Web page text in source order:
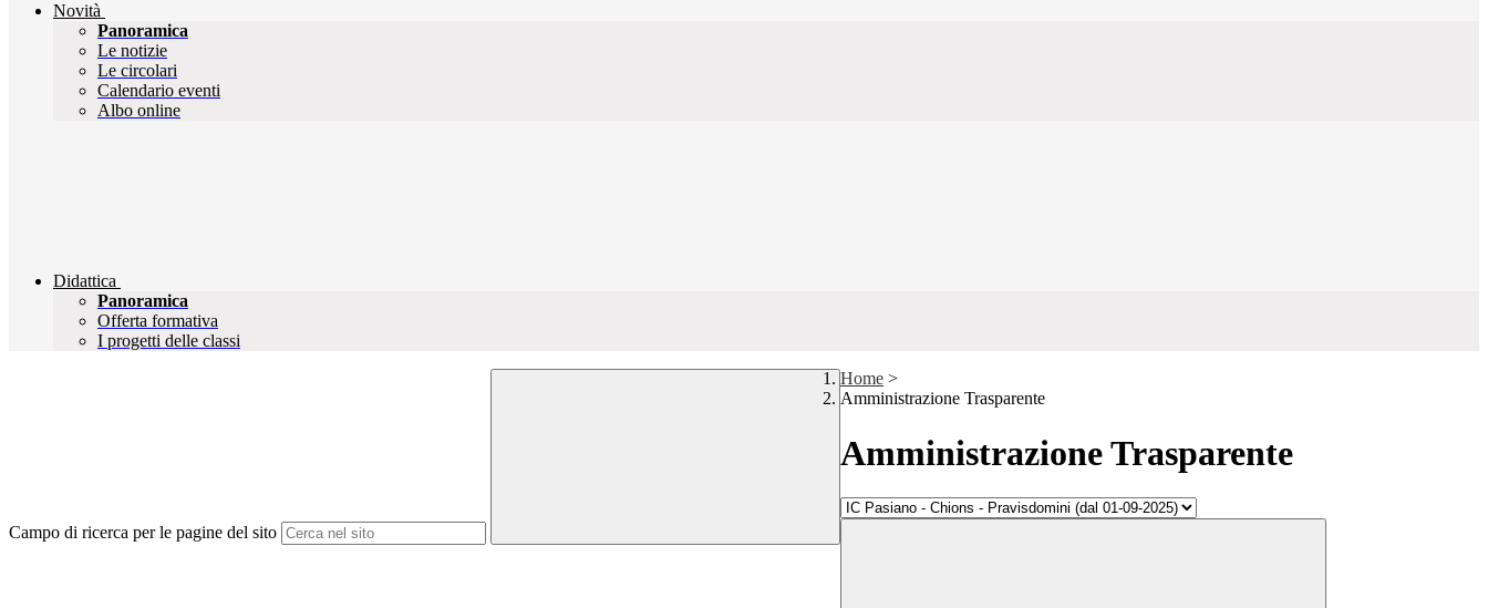
Novità
Panoramica
Le notizie
Le circolari
Calendario eventi
Albo online
Didattica
Panoramica
Offerta formativa
I progetti delle classi
Campo di ricerca per le pagine del sito
Home >
Amministrazione Trasparente
Amministrazione Trasparente